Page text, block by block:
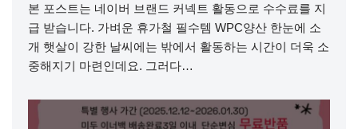
본 포스트는 네이버 브랜드 커넥트 활동으로 수수료를 지
급 받습니다. 가벼운 휴가철 필수템 WPC양산 한눈에 소
개 햇살이 강한 날씨에는 밖에서 활동하는 시간이 더욱 소
중해지기 마련인데요. 그러다…